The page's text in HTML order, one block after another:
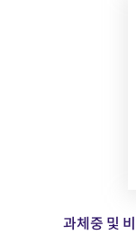
과체중 및